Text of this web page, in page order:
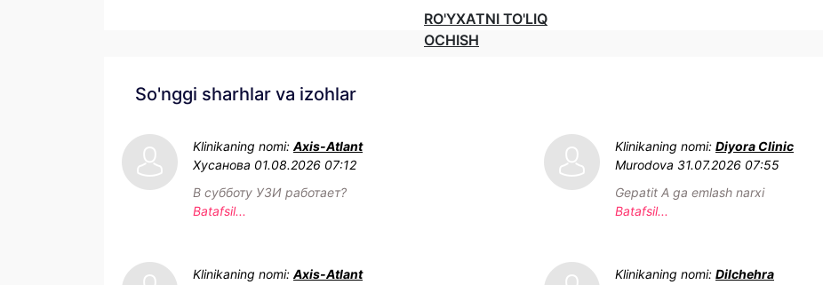
RO'YXATNI TO'LIQ
OCHISH
So'nggi sharhlar va izohlar
Klinikaning nomi: Axis-Atlant
Хусанова 01.08.2026 07:12
В субботу УЗИ работает?
Batafsil...
Klinikaning nomi: Diyora Clinic
Murodova 31.07.2026 07:55
Gepatit A ga emlash narxi
Batafsil...
Klinikaning nomi: Axis-Atlant
Klinikaning nomi: Dilchehra